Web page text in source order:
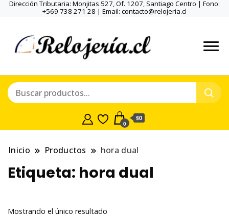
Dirección Tributaria: Monjitas 527, Of. 1207, Santiago Centro | Fono:
+569 738 271 28 | Email: contacto@relojeria.cl
0
$0
Inicio Productos hora dual
Etiqueta: hora dual
Mostrando el único resultado